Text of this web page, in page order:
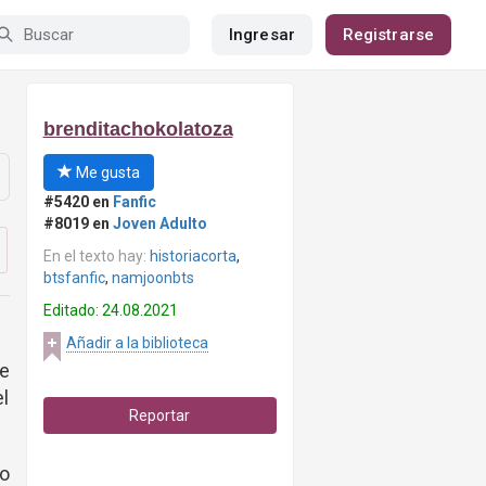
Ingresar Registrarse
brenditachokolatoza
Me gusta
#5420 en Fanfic
#8019 en Joven Adulto
En el texto hay: historiacorta,
btsfanfic, namjoonbts
Editado: 24.08.2021
Añadir a la biblioteca
Reportar